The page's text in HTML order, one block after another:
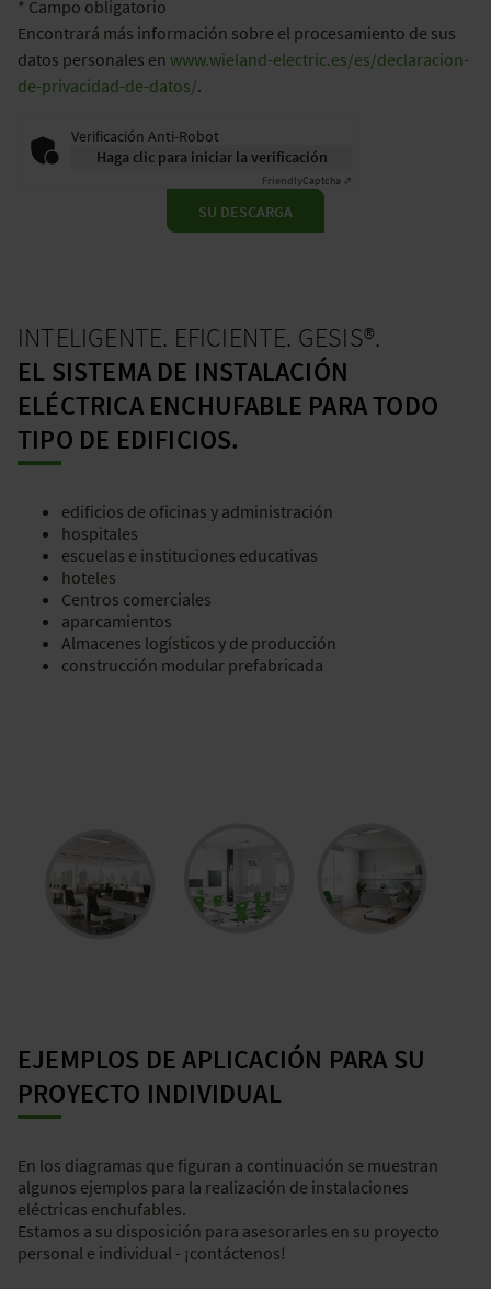
* Campo obligatorio
Encontrará más información sobre el procesamiento de sus
datos personales en www.wieland-electric.es/es/declaracion-
de-privacidad-de-datos/.
Verificación Anti-Robot
Haga clic para iniciar la verificación
FriendlyCaptcha ⇗
SU DESCARGA
INTELIGENTE. EFICIENTE. GESIS®.
EL SISTEMA DE INSTALACIÓN
ELÉCTRICA ENCHUFABLE PARA TODO
TIPO DE EDIFICIOS.
edificios de oficinas y administración
hospitales
escuelas e instituciones educativas
hoteles
Centros comerciales
aparcamientos
Almacenes logísticos y de producción
construcción modular prefabricada
EJEMPLOS DE APLICACIÓN PARA SU
PROYECTO INDIVIDUAL
En los diagramas que figuran a continuación se muestran
algunos ejemplos para la realización de instalaciones
eléctricas enchufables.
Estamos a su disposición para asesorarles en su proyecto
personal e individual - ¡contáctenos!